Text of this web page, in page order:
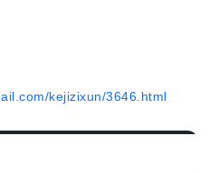
kejizixun/3646.html